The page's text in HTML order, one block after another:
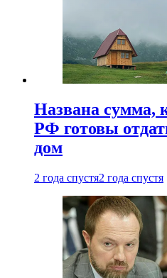
Названа сумма,
РФ готовы
дом
2 года спустя2 года спустя